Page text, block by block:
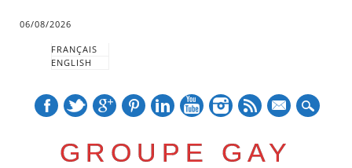
06/08/2026
FRANÇAIS
ENGLISH
GROUPE GAY